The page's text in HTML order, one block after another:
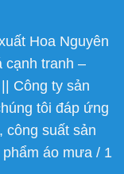
Hoa Nguyên
cạnh tranh –
Công ty sản
tôi đáp ứng
công suất sản
áo mưa / 1